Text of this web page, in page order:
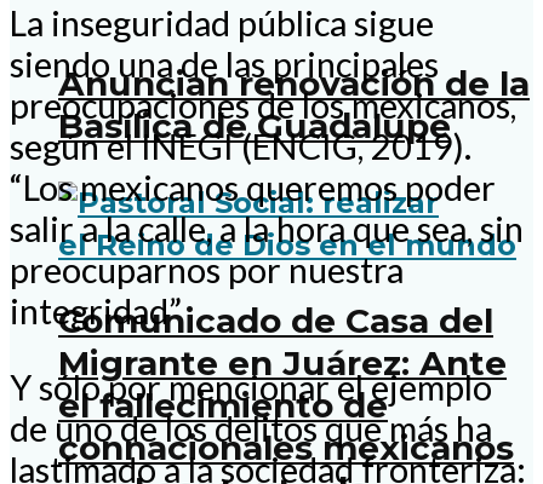
Anuncian renovación de la
Basílica de Guadalupe
Comunicado de Casa del
Migrante en Juárez: Ante
el fallecimiento de
connacionales mexicanos
La inseguridad pública sigue
siendo una de las principales
preocupaciones de los mexicanos,
según el INEGI (ENCIG, 2019).
“Los mexicanos queremos poder
salir a la calle, a la hora que sea, sin
preocuparnos por nuestra
integridad”
Y sólo por mencionar el ejemplo
de uno de los delitos que más ha
lastimado a la sociedad fronteriza: